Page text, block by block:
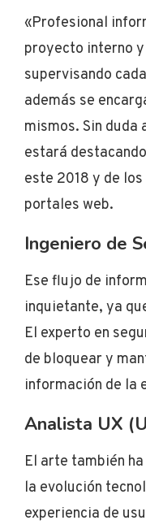
«Profesional
proyecto interno
supervisando
además se
mismos. Sin
estará
este 2018 y de
portales web.
Ingeniero de
Ese flujo de
inquietante, ya
El experto en
de bloquear y
información de la
Analista UX
El arte también
la evolución
experiencia de